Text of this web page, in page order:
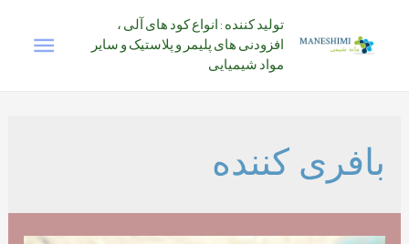
تولید کننده : انواع کود های آلی ،
افزودنی های پلیمر و پلاستیک و سایر
مواد شیمیایی
بافری کننده